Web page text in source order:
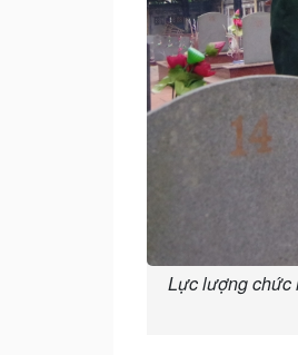
Lực lượng chức